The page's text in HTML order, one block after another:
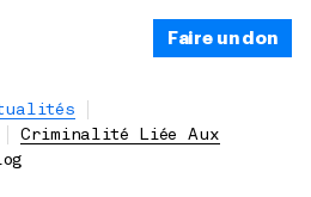
Faire un don
Criminalité Liée Aux